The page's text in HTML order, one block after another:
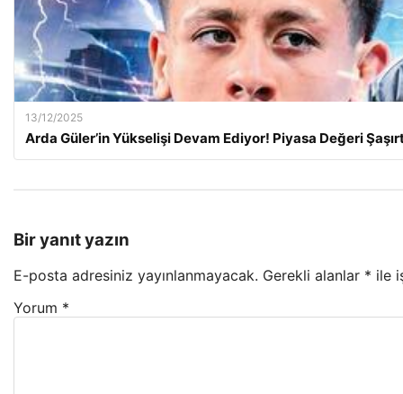
13/12/2025
Arda Güler’in Yükselişi Devam Ediyor! Piyasa Değeri
Bir yanıt yazın
E-posta adresiniz yayınlanmayacak. Gerekli alanlar * ile
Yorum *